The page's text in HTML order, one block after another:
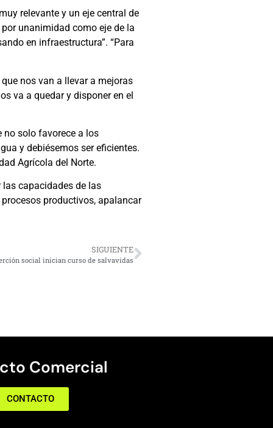
relevante y un eje central de
unanimidad como eje de la
en infraestructura”. “Para
nos van a llevar a mejoras
va a quedar y disponer en el
no solo favorece a los
y debiésemos ser eficientes.
Agrícola del Norte.
capacidades de las
productivos, apalancar
SIGUIENTE
social inician curso de salvavidas
Comercial
CONTACTO